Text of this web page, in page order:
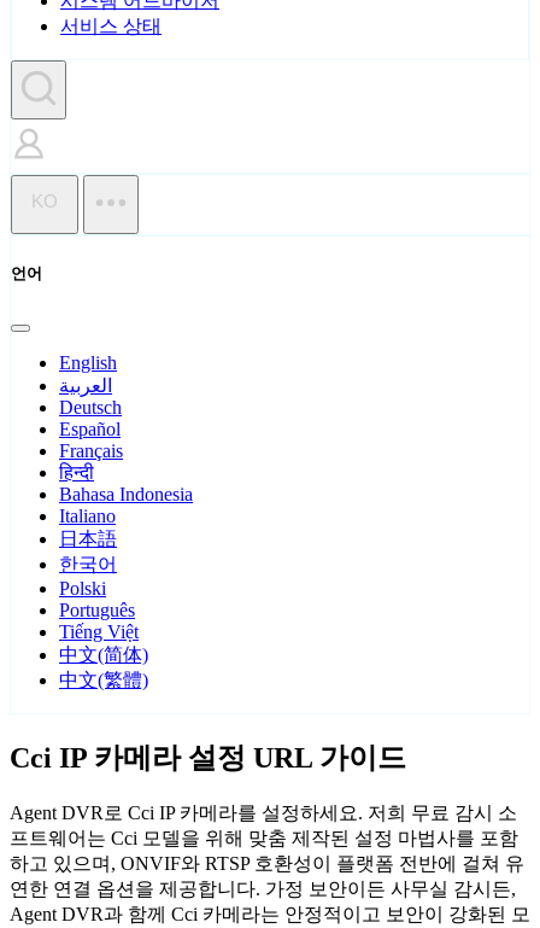
서비스 상태
KO
언어
English
العربية
Deutsch
Español
Français
हिन्दी
Bahasa Indonesia
Italiano
日本語
한국어
Polski
Português
Tiếng Việt
中文(简体)
中文(繁體)
Cci IP 카메라 설정 URL 가이드
Agent DVR로 Cci IP 카메라를 설정하세요. 저희 무료 감시 소
프트웨어는 Cci 모델을 위해 맞춤 제작된 설정 마법사를 포함
하고 있으며, ONVIF와 RTSP 호환성이 플랫폼 전반에 걸쳐 유
연한 연결 옵션을 제공합니다. 가정 보안이든 사무실 감시든,
Agent DVR과 함께 Cci 카메라는 안정적이고 보안이 강화된 모